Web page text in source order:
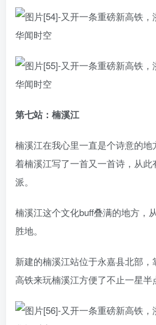
第七站：楠溪江
楠溪江在我心里一直是个诗意的
着楠溪江写了一首又一首诗，从
派。
楠溪江这个文化buff叠满的地方，
胜地。
新建的楠溪江站位于永嘉县北部
高铁来玩楠溪江方便了不止一星半